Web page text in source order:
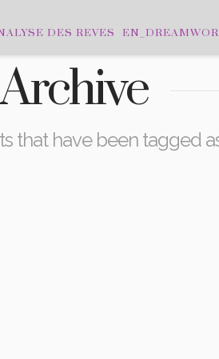
DES REVES
that have been tagged